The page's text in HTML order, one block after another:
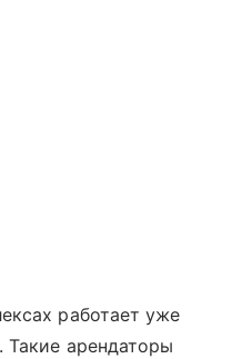
работает уже
Такие арендаторы